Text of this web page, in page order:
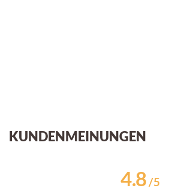
KUNDENMEINUNGEN
4.8/5